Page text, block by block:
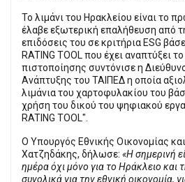
Το λιμάνι του Ηρακλείου είναι το
έλαβε εξωτερική επαλήθευση από
επιδόσεις του σε κριτήρια ESG
RATING TOOL που έχει αναπτύξει
πιστοποίησης συντόνισε η
Ανάπτυξης του ΤΑΙΠΕΔ η οποία
λιμάνια του χαρτοφυλακίου του
χρήση του δικού του ψηφιακού
RATING TOOL".
Ο Υπουργός Εθνικής Οικονομίας
Χατζηδάκης, δήλωσε: «Η σημερινή
ημέρα όχι μόνο για το Ηράκλειο και
συνολικά για την εθνική οικονομία,